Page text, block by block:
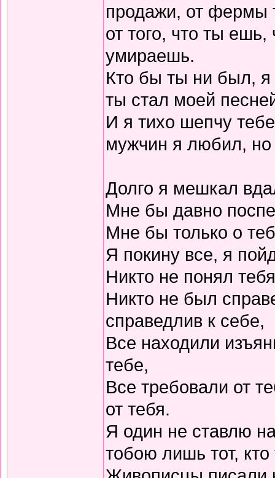
продажи, от фермы
от того, что ты
умираешь.
Кто бы ты ни был, я
ты стал моей
И я тихо шепчу
мужчин я любил,
Долго я мешкал
Мне бы давно
Мне бы только о
Я покину все, я
Никто не понял
Никто не был
справедлив к себе,
Все находили
тебе,
Все требовали от
от тебя.
Я один не ставлю
тобою лишь тот,